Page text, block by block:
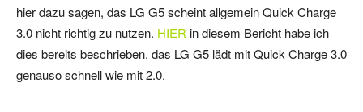
hier dazu sagen, das LG G5 scheint allgemein Quick Charge
3.0 nicht richtig zu nutzen. HIER in diesem Bericht habe ich
dies bereits beschrieben, das LG G5 lädt mit Quick Charge 3.0
genauso schnell wie mit 2.0.